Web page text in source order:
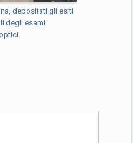
depositati gli esiti
degli esami